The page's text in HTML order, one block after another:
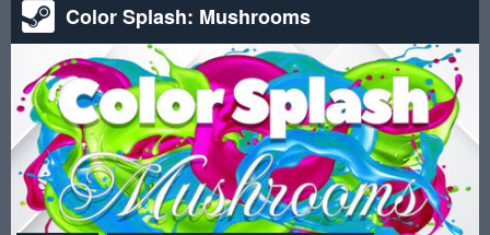
Color Splash: Mushrooms